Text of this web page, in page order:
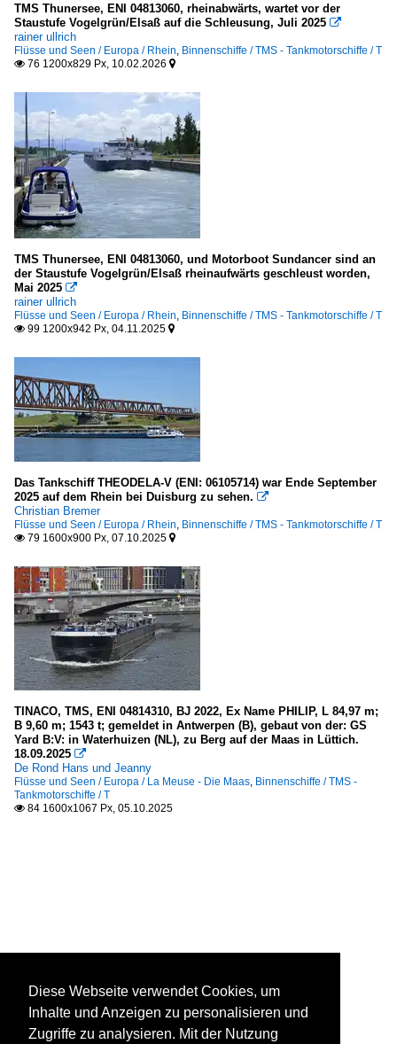
TMS Thunersee, ENI 04813060, rheinabwärts, wartet vor der
Staustufe Vogelgrün/Elsaß auf die Schleusung, Juli 2025 
rainer ullrich
Flüsse und Seen / Europa / Rhein, Binnenschiffe / TMS - Tankmotorschiffe / T
 76 1200x829 Px, 10.02.2026 
TMS Thunersee, ENI 04813060, und Motorboot Sundancer sind an
der Staustufe Vogelgrün/Elsaß rheinaufwärts geschleust worden,
Mai 2025 
rainer ullrich
Flüsse und Seen / Europa / Rhein, Binnenschiffe / TMS - Tankmotorschiffe / T
 99 1200x942 Px, 04.11.2025 
Das Tankschiff THEODELA-V (ENI: 06105714) war Ende September
2025 auf dem Rhein bei Duisburg zu sehen. 
Christian Bremer
Flüsse und Seen / Europa / Rhein, Binnenschiffe / TMS - Tankmotorschiffe / T
 79 1600x900 Px, 07.10.2025 
TINACO, TMS, ENI 04814310, BJ 2022, Ex Name PHILIP, L 84,97 m;
B 9,60 m; 1543 t; gemeldet in Antwerpen (B), gebaut von der: GS
Yard B:V: in Waterhuizen (NL), zu Berg auf der Maas in Lüttich.
18.09.2025 
De Rond Hans und Jeanny
Flüsse und Seen / Europa / La Meuse - Die Maas, Binnenschiffe / TMS -
Tankmotorschiffe / T
 84 1600x1067 Px, 05.10.2025
Diese Webseite verwendet Cookies, um
Inhalte und Anzeigen zu personalisieren und
Zugriffe zu analysieren. Mit der Nutzung